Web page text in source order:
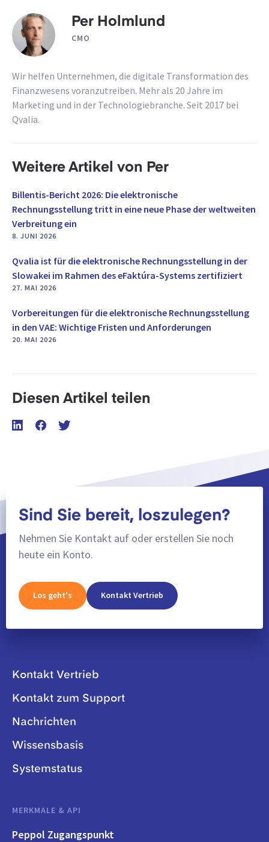
Per Holmlund
CMO
Wir helfen Unternehmen, die digitale Transformation des
Finanzwesens voranzutreiben. Mehr als 20 Jahre im
Marketing und in der Technologiebranche. Seit 2017 bei
Qvalia.
Weitere Artikel von Per
Billentis-Bericht 2026: Die elektronische
Rechnungsstellung tritt in eine neue Phase der weltweiten
Verbreitung ein
8. JUNI 2026
Qvalia ist für die elektronische Rechnungsstellung in der
Slowakei im Rahmen des eFaktúra-Systems zertifiziert
27. MAI 2026
Vorbereitungen für die elektronische Rechnungsstellung
in den VAE: Wichtige Fristen und Anforderungen
20. MAI 2026
Diesen Artikel teilen
Sind Sie bereit, loszulegen?
Nehmen Sie Kontakt auf oder erstellen Sie noch
heute ein Konto.
Los geht's Kontakt Vertrieb
Kontakt Vertrieb
Kontakt zum Support
Nachrichten
Wissensbasis
Systemstatus
MERKMALE & API
Peppol Zugangspunkt